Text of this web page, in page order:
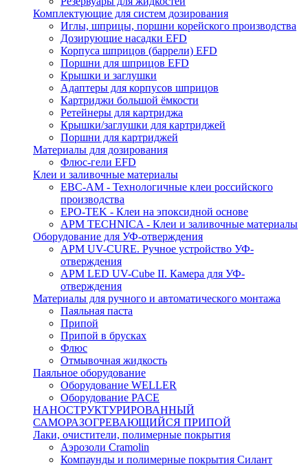
Комплектующие для систем дозирования
Иглы, шприцы, поршни корейского производства
Дозирующие насадки EFD
Корпуса шприцов (баррели) EFD
Поршни для шприцов EFD
Крышки и заглушки
Адаптеры для корпусов шприцов
Картриджи большой ёмкости
Ретейнеры для картриджа
Крышки/заглушки для картриджей
Поршни для картриджей
Материалы для дозирования
Флюс-гели EFD
Клеи и заливочные материалы
ЕВС-АМ - Технологичные клеи российского
производства
EPO-TEK - Клеи на эпоксидной основе
APM TECHNICA - Клеи и заливочные материалы
Оборудование для УФ-отверждения
APM UV-CURE. Ручное устройство УФ-
отверждения
APM LED UV-Cube II. Камера для УФ-
отверждения
Материалы для ручного и автоматического монтажа
Паяльная паста
Припой
Припой в брусках
Флюс
Отмывочная жидкость
Паяльное оборудование
Оборудование WELLER
Оборудование PACE
НАНОСТРУКТУРИРОВАННЫЙ
САМОРАЗОГРЕВАЮЩИЙСЯ ПРИПОЙ
Лаки, очистители, полимерные покрытия
Аэрозоли Cramolin
Компаунды и полимерные покрытия Силант